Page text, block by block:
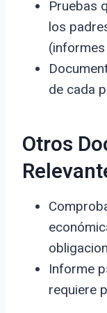
Pruebas
los
de cada
Otros
Informe
requiere